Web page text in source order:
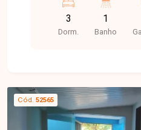
supermercados,
serviços,
de vida para toda a família. O imóvel dispõe
oferecendo conforto e
dia. Esta é uma excelente oportunidade para
quem busca uma casa
3
Dorm.
1
Banho
Cód. 52565